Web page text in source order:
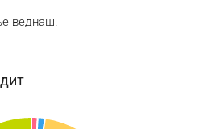
веднаш.